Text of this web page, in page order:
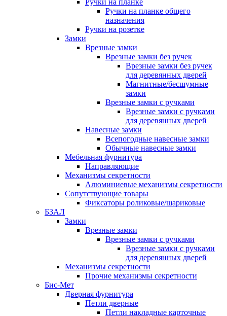
Ручки на планке
Ручки на планке общего
назначения
Ручки на розетке
Замки
Врезные замки
Врезные замки без ручек
Врезные замки без ручек
для деревянных дверей
Магнитные/бесшумные
замки
Врезные замки с ручками
Врезные замки с ручками
для деревянных дверей
Навесные замки
Всепогодные навесные замки
Обычные навесные замки
Мебельная фурнитура
Направляющие
Механизмы секретности
Алюминиевые механизмы секретности
Сопутствующие товары
Фиксаторы роликовые/шариковые
БЗАЛ
Замки
Врезные замки
Врезные замки с ручками
Врезные замки с ручками
для деревянных дверей
Механизмы секретности
Прочие механизмы секретности
Бис-Мет
Дверная фурнитура
Петли дверные
Петли накладные карточные